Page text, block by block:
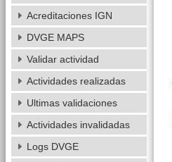
Acreditaciones IGN
DVGE MAPS
Validar actividad
Actividades realizadas
Ultimas validaciones
Actividades invalidadas
Logs DVGE